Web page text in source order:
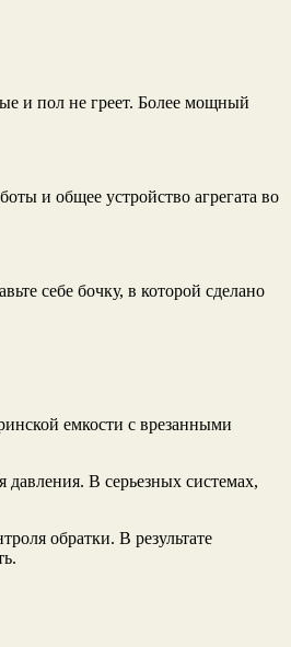
и пол не греет. Более мощный
и общее устройство агрегата во
себе бочку, в которой сделано
емкости с врезанными
В серьезных системах,
обратки. В результате